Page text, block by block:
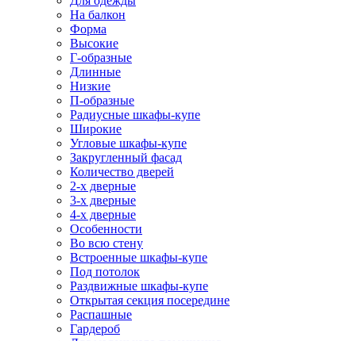
На балкон
Форма
Высокие
Г-образные
Длинные
Низкие
П-образные
Радиусные шкафы-купе
Широкие
Угловые шкафы-купе
Закругленный фасад
Количество дверей
2-х дверные
3-х дверные
4-х дверные
Особенности
Во всю стену
Встроенные шкафы-купе
Под потолок
Раздвижные шкафы-купе
Открытая секция посередине
Распашные
Гардероб